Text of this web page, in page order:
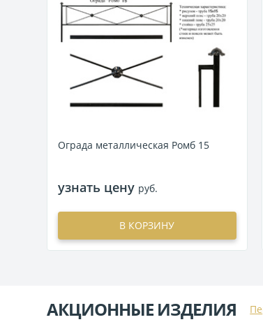
Ограда металлическая Ромб 15
узнать цену руб.
В КОРЗИНУ
АКЦИОННЫЕ ИЗДЕЛИЯ